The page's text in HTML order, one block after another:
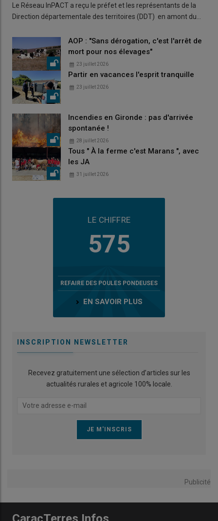
Le Réseau InPACT a reçu le préfet et les représentants de la
Direction départementale des territoires (DDT) en amont du…
AOP : "Sans dérogation, c'est l'arrêt de
mort pour nos élevages"
23 juillet 2026
Partir en vacances l'esprit tranquille
23 juillet 2026
Incendies en Gironde : pas d'arrivée
spontanée !
28 juillet 2026
Tous " À la ferme c'est Marans ", avec
les JA
31 juillet 2026
LE CHIFFRE
575
REFAIRE DES POULES PONDEUSES
EN SAVOIR PLUS
INSCRIPTION NEWSLETTER
Recevez gratuitement une sélection d’articles sur les
actualités rurales et agricole 100% locale.
Publicité